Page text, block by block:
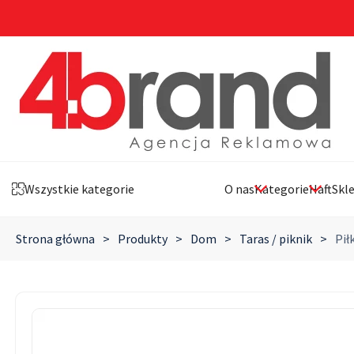
Wszystkie kategorie O nasKategorieHaft
Strona główna > Produkty > Dom > Taras / piknik >